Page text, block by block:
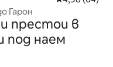
Гарон
престои в
под наем